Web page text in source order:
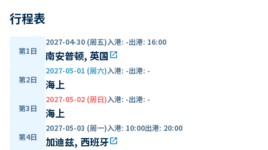
行程表
第1日
2027-04-30 (周五)入港: -出港: 16:00
南安普顿, 英国open_in_new
第2日
2027-05-01 (周六)入港: -出港: -
海上
第3日
2027-05-02 (周日)入港: -出港: -
海上
第4日
2027-05-03 (周一)入港: 10:00出港: 20:00
加迪兹, 西班牙open_in_new